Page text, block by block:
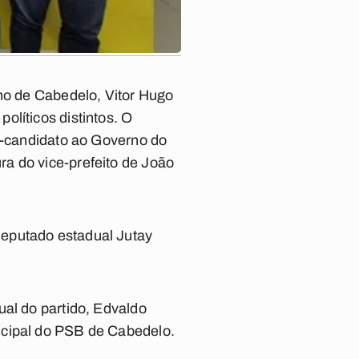
de Cabedelo, Vitor Hugo
distintos. O
ao Governo do
do vice-prefeito de João
estadual Jutay
do partido, Edvaldo
do PSB de Cabedelo.